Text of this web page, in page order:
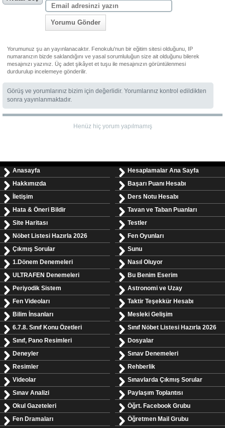
Yorumu Gönder
Yorumunuz şu an yayınlanacaktır. Fenokulu'nun bir eğitim sitesi olduğunu, IP
numaranızın bizde saklandığını ve yasal sorumluluğun size ait olduğunu bilerek
mesajınızı yazınız. Üç adet şikâyet et tuşu ile mesajınızın görüntülenmesi
durdurulup incelemeye gönderilir.
Görüş ve yorumlarınız bizim için değerlidir. Yorumlarınız kontrol edildikten
sonra yayınlanmaktadır.
Henüz hiç yorum yapılmamış
Anasayfa
Hakkımızda
İletişim
Hata & Öneri Bildir
Site Haritası
Nöbet Listesi Hazırla 2026
Çıkmış Sorular
1.Dönem Denemeleri
ULTRAFEN Denemeleri
Periyodik Sistem
Fen Videoları
Bilim İnsanları
6.7.8. Sınıf Konu Özetleri
Sınıf, Pano Resimleri
Deneyler
Resimler
Videolar
Sınav Analizi
Okul Gazeteleri
Fen Dramaları
Hesaplamalar Ana Sayfa
Başarı Puanı Hesabı
Ders Notu Hesabı
Tavan ve Taban Puanları
Testler
Fen Oyunları
Sunu
Nasıl Oluyor
Bu Benim Eserim
Astronomi ve Uzay
Taktir Teşekkür Hesabı
Mesleki Gelişim
Sınıf Nöbet Listesi Hazırla 2026
Dosyalar
Sınav Denemeleri
Rehberlik
Sınavlarda Çıkmış Sorular
Paylaşım Toplantısı
Öğrt. Facebook Grubu
Öğretmen Mail Grubu